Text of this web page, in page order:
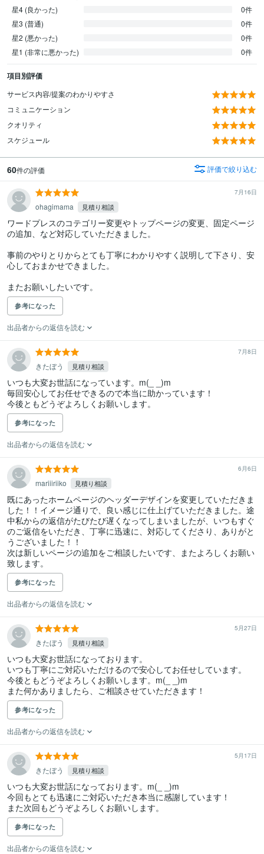
星4 (良かった)
0件
星3 (普通)
0件
星2 (悪かった)
0件
星1 (非常に悪かった)
0件
項目別評価
サービス内容/提案のわかりやすさ
コミュニケーション
クオリティ
スケジュール
60件の評価 評価で絞り込む
7月16日
ohagimama 見積り相談
ワードプレスのコテゴリー変更やトップページの変更、固定ページ
の追加、など対応していただきました。
事前のやりとりからとても丁寧にわかりやすく説明して下さり、安
心しておまかせできました。
またお願いしたいです。
参考になった
出品者からの返信を読む
7月8日
きたぼう 見積り相談
いつも大変お世話になっています。m(_ _)m
毎回安心してお任せできるので本当に助かっています！
今後ともどうぞよろしくお願いします。
参考になった
出品者からの返信を読む
6月6日
mariiiriiko 見積り相談
既にあったホームページのヘッダーデザインを変更していただきま
した！！イメージ通りで、良い感じに仕上げていただきました。途
中私からの返信がたびたび遅くなってしまいましたが、いつもすぐ
のご返信をいただき、丁寧に迅速に、対応してくださり、ありがと
うございました！！
次は新しいページの追加をご相談したいです、またよろしくお願い
致します。
参考になった
出品者からの返信を読む
5月27日
きたぼう 見積り相談
いつも大変お世話になっております。
いつも丁寧にご対応いただけるので安心してお任せしています。
今後ともどうぞよろしくお願いします。m(_ _)m
また何かありましたら、ご相談させていただきます！
参考になった
出品者からの返信を読む
5月17日
きたぼう 見積り相談
いつも大変お世話になっております。m(_ _)m
今回もとても迅速にご対応いただき本当に感謝しています！
また次回もどうぞよろしくお願いします。
参考になった
出品者からの返信を読む